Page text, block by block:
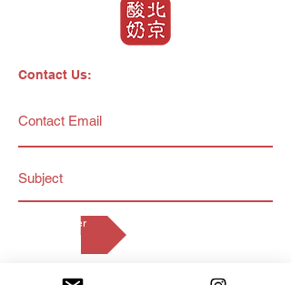
Contact Us:
Enter